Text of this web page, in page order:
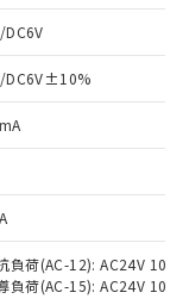
DC6V
DC6V±10%
負荷(AC-12): AC24V 10A/
負荷(AC-15): AC24V
のうえ
事業取扱
準価格
もので
の中には、
）の非含
のある
物質）の
出す予
物質）の
確認中の
物で、有
。
品として
国RoHSの
。
国RoHSの